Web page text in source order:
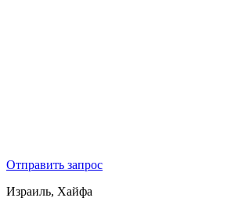
Отправить запрос
Израиль, Хайфа